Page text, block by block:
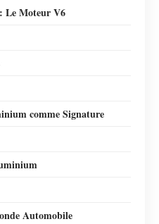
Le Moteur V6
comme Signature
Automobile